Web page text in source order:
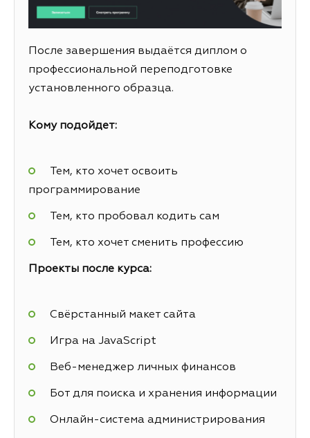
После завершения выдаётся диплом о
профессиональной переподготовке
установленного образца.
Кому подойдет:
Тем, кто хочет освоить
программирование
Тем, кто пробовал кодить сам
Тем, кто хочет сменить профессию
Проекты после курса:
Свёрстанный макет сайта
Игра на JavaScript
Веб-менеджер личных финансов
Бот для поиска и хранения информации
Онлайн-система администрирования